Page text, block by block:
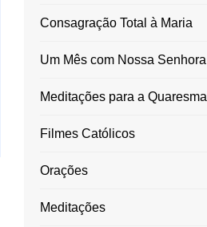
Consagração Total à Maria
Um Mês com Nossa Senhora
Meditações para a Quaresma
Filmes Católicos
Orações
Meditações